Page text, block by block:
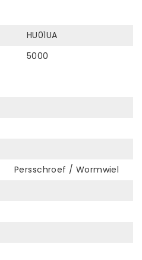
HU01UA
5000
Persschroef / Wormwiel